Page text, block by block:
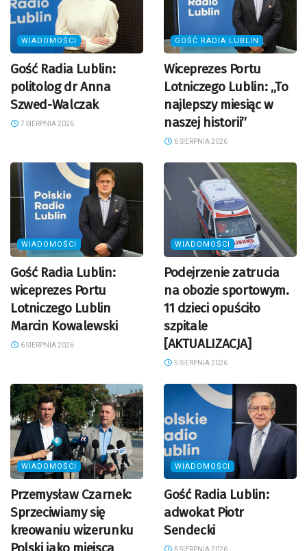
WIADOMOŚCI
Gość Radia Lublin:
politolog dr Anna
Szwed-Walczak
7 SIERPNIA 2026
GOŚĆ RADIA LUBLIN
Wiceprezes Portu
Lotniczego Lublin: „To
najlepszy miesiąc w
naszej historii”
6 SIERPNIA 2026
WIADOMOŚCI
Gość Radia Lublin:
wiceprezes Portu
Lotniczego Lublin
Marcin Kowalewski
6 SIERPNIA 2026
WIADOMOŚCI
Podejrzenie zatrucia
na obozie sportowym.
11 dzieci opuściło
szpitale
[AKTUALIZACJA]
5 SIERPNIA 2026
WIADOMOŚCI
Przemysław Czarnek:
Sprzeciwiamy się
kreowaniu wizerunku
WIADOMOŚCI
Gość Radia Lublin:
adwokat Piotr
Sendecki
5 SIERPNIA 2026